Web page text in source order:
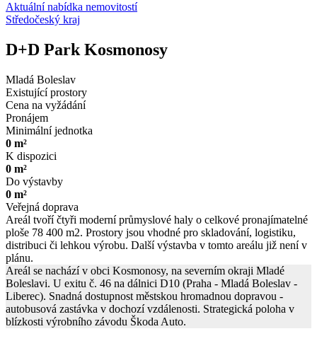
Aktuální nabídka nemovitostí
Středočeský kraj
D+D Park Kosmonosy
Mladá Boleslav
Existující prostory
Cena na vyžádání
Pronájem
Minimální jednotka
0 m²
K dispozici
0 m²
Do výstavby
0 m²
Veřejná doprava
Areál tvoří čtyři moderní průmyslové haly o celkové pronajímatelné
ploše 78 400 m2. Prostory jsou vhodné pro skladování, logistiku,
distribuci či lehkou výrobu. Další výstavba v tomto areálu již není v
plánu.
Areál se nachází v obci Kosmonosy, na severním okraji Mladé
Boleslavi. U exitu č. 46 na dálnici D10 (Praha - Mladá Boleslav -
Liberec). Snadná dostupnost městskou hromadnou dopravou -
autobusová zastávka v dochozí vzdálenosti. Strategická poloha v
blízkosti výrobního závodu Škoda Auto.